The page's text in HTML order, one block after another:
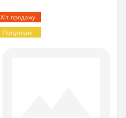
Хіт продажу
Популярні